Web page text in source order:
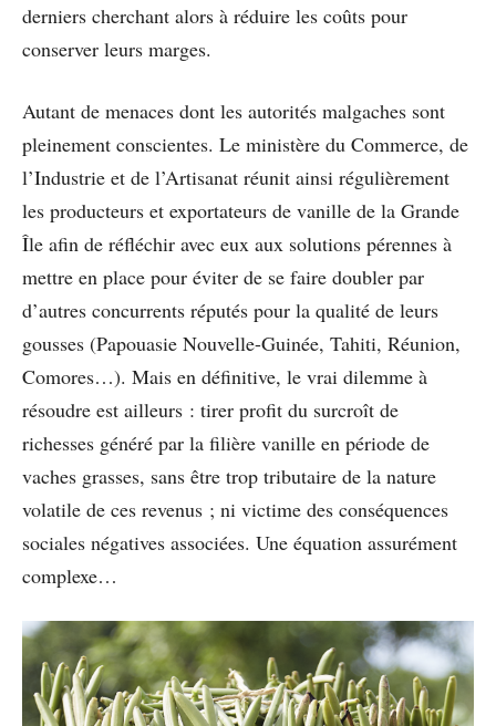
derniers cherchant alors à réduire les coûts pour
conserver leurs marges.
Autant de menaces dont les autorités malgaches sont
pleinement conscientes. Le ministère du Commerce, de
l’Industrie et de l’Artisanat réunit ainsi régulièrement
les producteurs et exportateurs de vanille de la Grande
Île afin de réfléchir avec eux aux solutions pérennes à
mettre en place pour éviter de se faire doubler par
d’autres concurrents réputés pour la qualité de leurs
gousses (Papouasie Nouvelle-Guinée, Tahiti, Réunion,
Comores…). Mais en définitive, le vrai dilemme à
résoudre est ailleurs : tirer profit du surcroît de
richesses généré par la filière vanille en période de
vaches grasses, sans être trop tributaire de la nature
volatile de ces revenus ; ni victime des conséquences
sociales négatives associées. Une équation assurément
complexe…